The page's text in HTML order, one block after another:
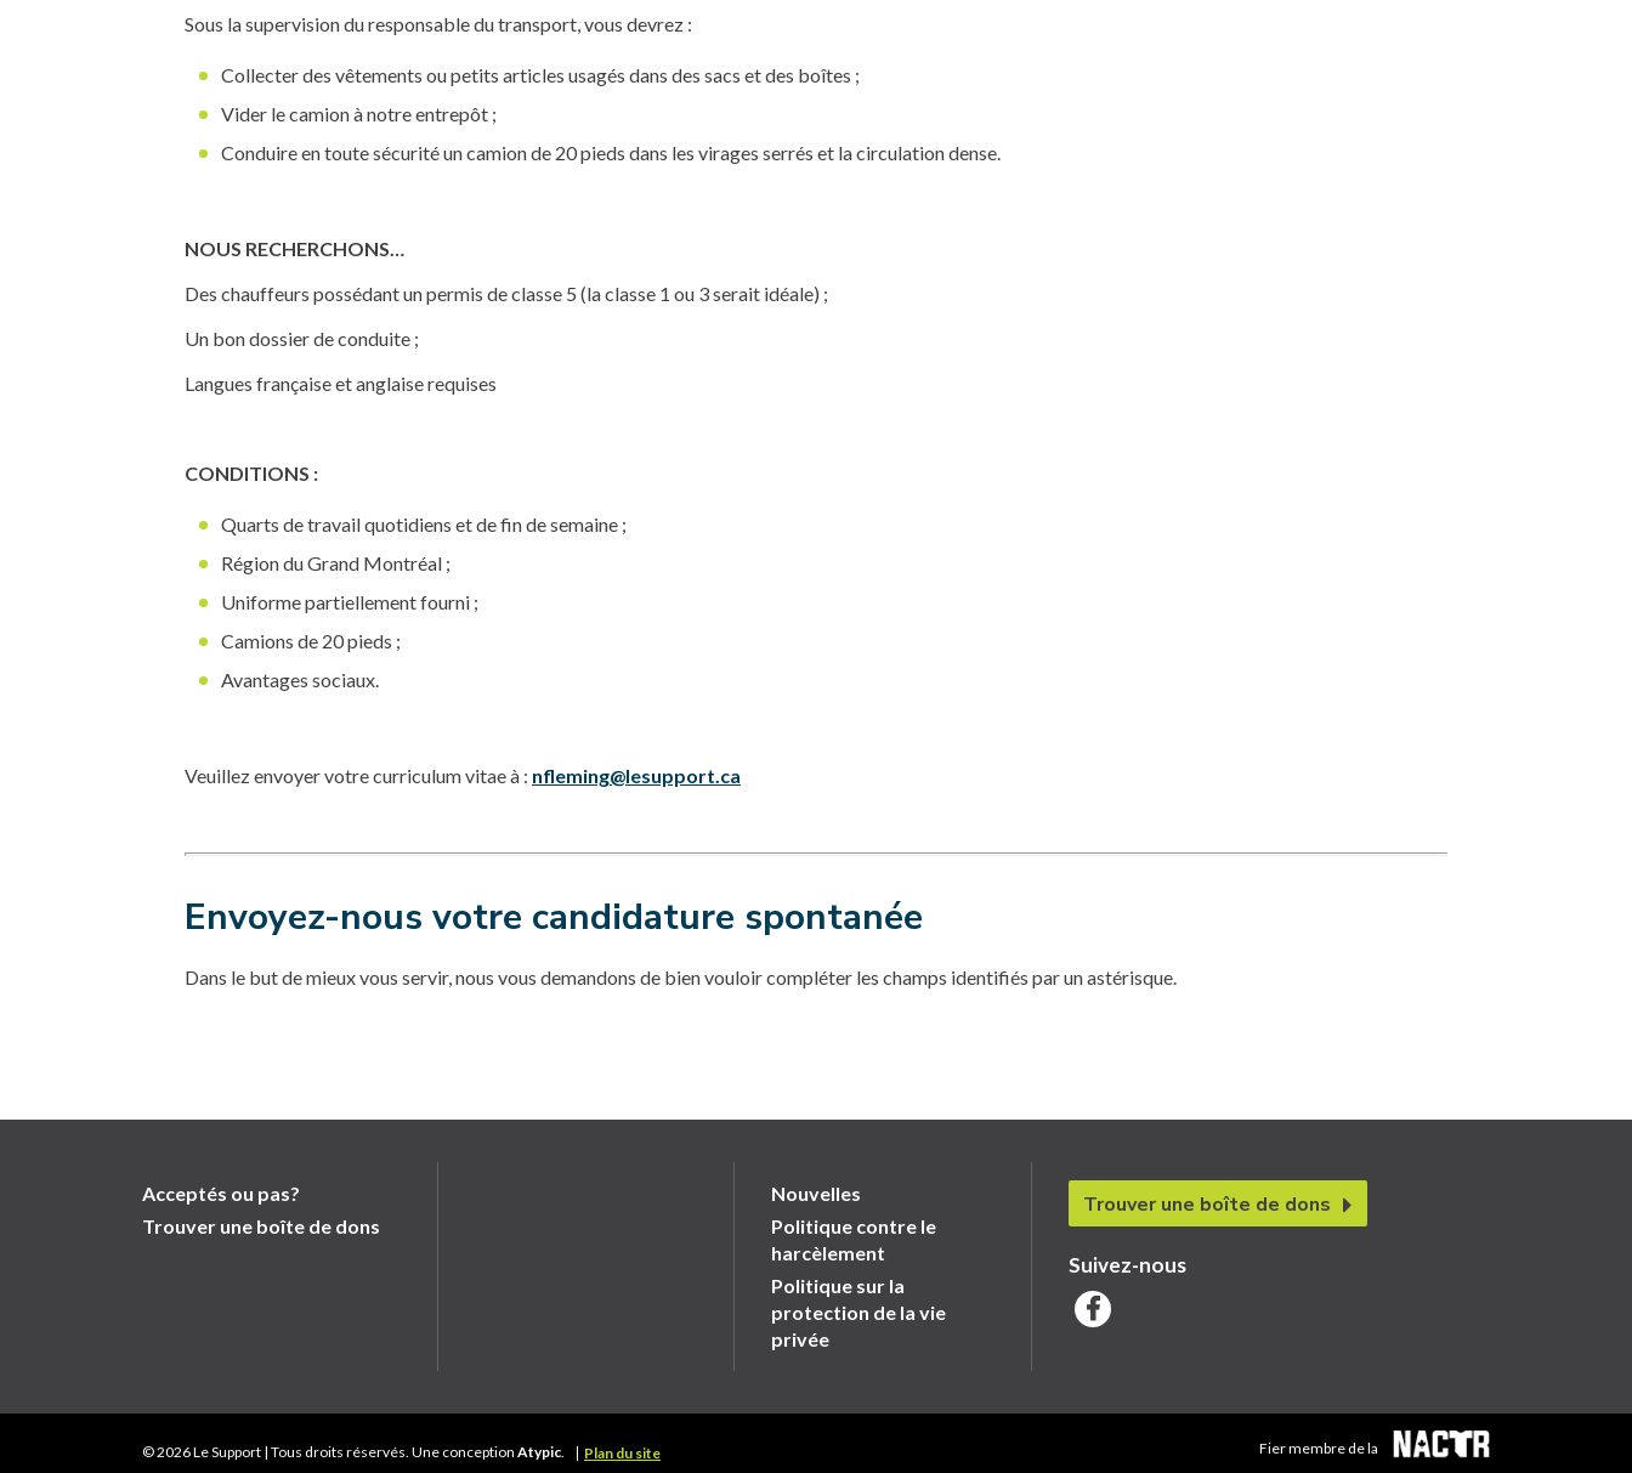
Sous la supervision du responsable du transport, vous devrez :
Collecter des vêtements ou petits articles usagés dans des sacs et des boîtes ;
Vider le camion à notre entrepôt ;
Conduire en toute sécurité un camion de 20 pieds dans les virages serrés et la circulation dense.
NOUS RECHERCHONS…
Des chauffeurs possédant un permis de classe 5 (la classe 1 ou 3 serait idéale) ;
Un bon dossier de conduite ;
Langues française et anglaise requises
CONDITIONS :
Quarts de travail quotidiens et de fin de semaine ;
Région du Grand Montréal ;
Uniforme partiellement fourni ;
Camions de 20 pieds ;
Avantages sociaux.
Veuillez envoyer votre curriculum vitae à : nfleming@lesupport.ca
Envoyez-nous votre candidature spontanée
Dans le but de mieux vous servir, nous vous demandons de bien vouloir compléter les champs identifiés par un astérisque.
Acceptés ou pas?
Trouver une boîte de dons
Nouvelles
Politique contre le
harcèlement
Politique sur la
protection de la vie
privée
Trouver une boîte de dons
Suivez-nous
© 2026 Le Support | Tous droits réservés. Une conception Atypic. Plan du site Fier membre de la